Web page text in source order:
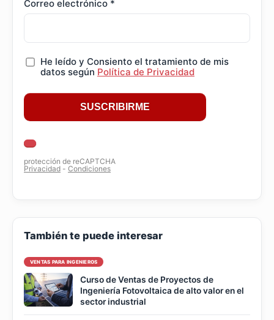
También te puede interesar
VENTAS PARA INGENIEROS
Curso de Ventas de Proyectos de
Ingeniería Fotovoltaica de alto valor en el
sector industrial